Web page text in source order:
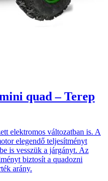
quad – Terep
elektromos változatban is. A
elegendő teljesítményt
is vesszük a járgányt. Az
biztosít a quadozni
arány.